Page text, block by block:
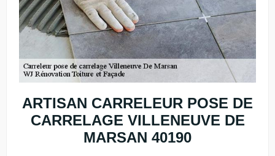
ARTISAN CARRELEUR POSE DE
CARRELAGE VILLENEUVE DE
MARSAN 40190